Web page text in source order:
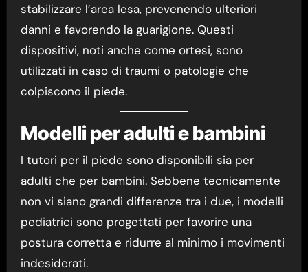
stabilizzare l’area lesa, prevenendo ulteriori
danni e favorendo la guarigione. Questi
dispositivi, noti anche come ortesi, sono
utilizzati in caso di traumi o patologie che
colpiscono il piede.
Modelli per adulti e bambini
I tutori per il piede sono disponibili sia per
adulti che per bambini. Sebbene tecnicamente
non vi siano grandi differenze tra i due, i modelli
pediatrici sono progettati per favorire una
postura corretta e ridurre al minimo i movimenti
indesiderati.